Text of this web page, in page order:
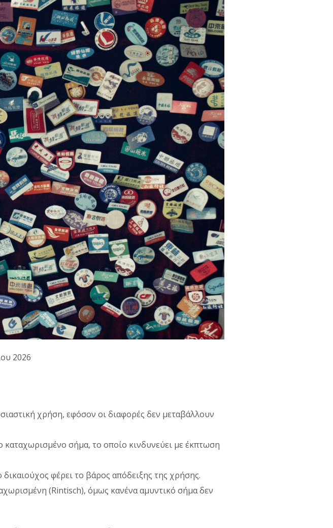
2026
χρήση, εφόσον οι διαφορές δεν μεταβάλλουν
καταχωρισμένο σήμα, το οποίο κινδυνεύει με έκπτωση
φέρει το βάρος απόδειξης της χρήσης.
(Rintisch), όμως κανένα αμυντικό σήμα δεν